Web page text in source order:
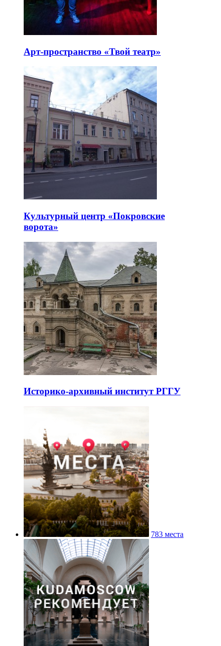
Арт-пространство «Твой театр»
Культурный центр «Покровские
ворота»
Историко-архивный институт РГГУ
783 места